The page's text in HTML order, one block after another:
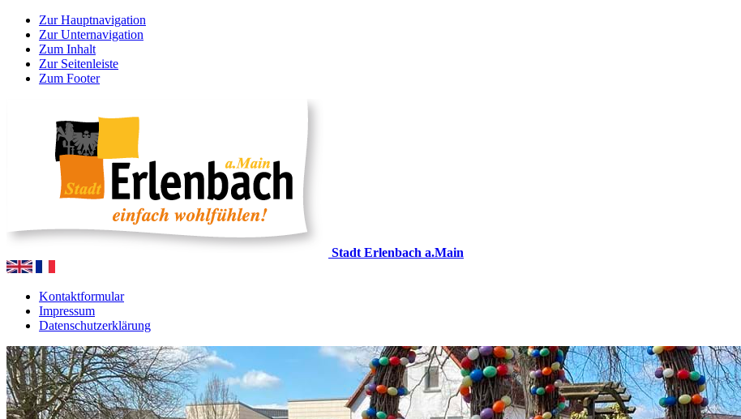
Zur Hauptnavigation
Zur Unternavigation
Zum Inhalt
Zur Seitenleiste
Zum Footer
Stadt Erlenbach a.Main
Kontaktformular
Impressum
Datenschutzerklärung